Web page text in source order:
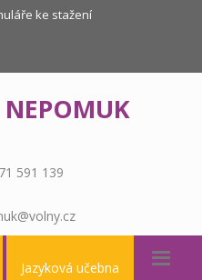
ke stažení
NEPOMUK
591 139
Jazyková učebna